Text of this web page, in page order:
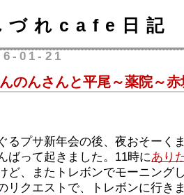
づれcafe日記
01-21
のんさんと平尾～薬院～
るプサ新年会の後、夜おそーく
ばって起きました。11時にあり
ど、またトレボンでモーニング
リクエストで、トレボンに行き